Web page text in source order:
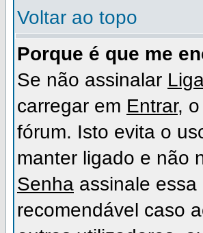
Voltar ao topo
Porque é que me
Se não assinalar
carregar em Entrar,
fórum. Isto evita o
manter ligado e não
Senha assinale
recomendável caso